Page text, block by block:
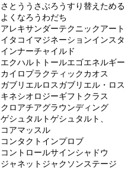
さとううさぶろうすり替え ためる
よくなろう わだち
アレキサンダーテクニックアート
イタコイマジネーションインスタ
インナーチャイルド
エクハルトトールエゴエネルギー
カイロプラクティックカオス
ガブリエルロスガブリエル・ロス
キネシオロジーギフト クラス
クロアチアグラウンディング
ゲシュタルトゲシュタルト、
コアマッスル
コンタクトインプロブ
コントロールサインシャドウ
ジャネットジャクソンステージ